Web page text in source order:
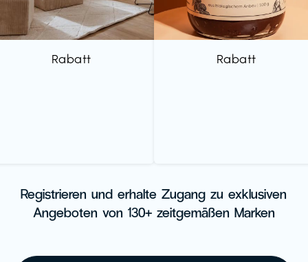
Rabatt Rabatt
Registrieren und erhalte Zugang zu exklusiven
Angeboten von 130+ zeitgemäßen Marken